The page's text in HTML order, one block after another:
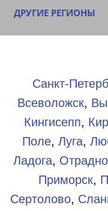
ДРУГИЕ РЕГИОНЫ
Санкт-
Всеволожск,
Кингисепп,
Поле, Луга,
Ладога,
Приморск,
Сертолово,